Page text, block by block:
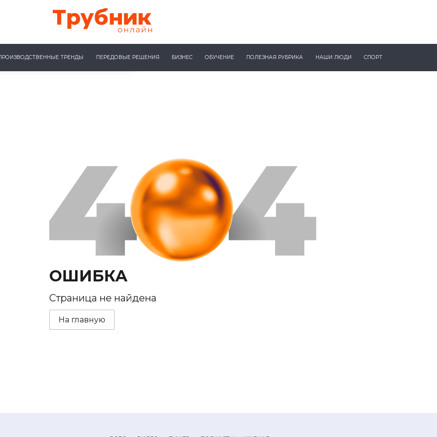
ТРЕНДЫ ПЕРЕДОВЫЕ РЕШЕНИЯ БИЗНЕС ОБУЧЕНИЕ ПОЛЕЗНАЯ РУБРИКА НАШИ ЛЮДИ СПОРТ
ОШИБКА
Страница не найдена
На главную